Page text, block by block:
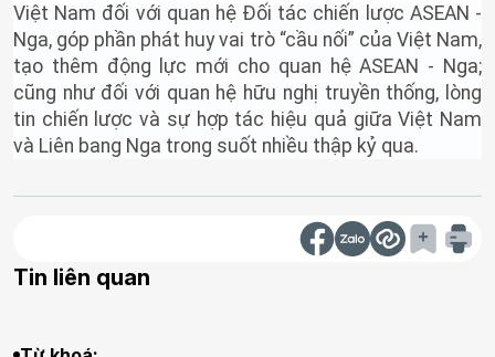
Việt Nam đối với quan hệ Đối tác chiến lược ASEAN -
Nga, góp phần phát huy vai trò “cầu nối” của Việt Nam,
tạo thêm động lực mới cho quan hệ ASEAN - Nga;
cũng như đối với quan hệ hữu nghị truyền thống, lòng
tin chiến lược và sự hợp tác hiệu quả giữa Việt Nam
và Liên bang Nga trong suốt nhiều thập kỷ qua.
Tin liên quan